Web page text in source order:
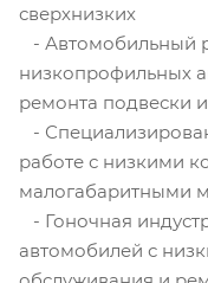
сверхнизких
- Автомобильный
низкопрофильных
ремонта подвески и
-
работе с низкими
малогабаритными
- Гоночная
автомобилей с